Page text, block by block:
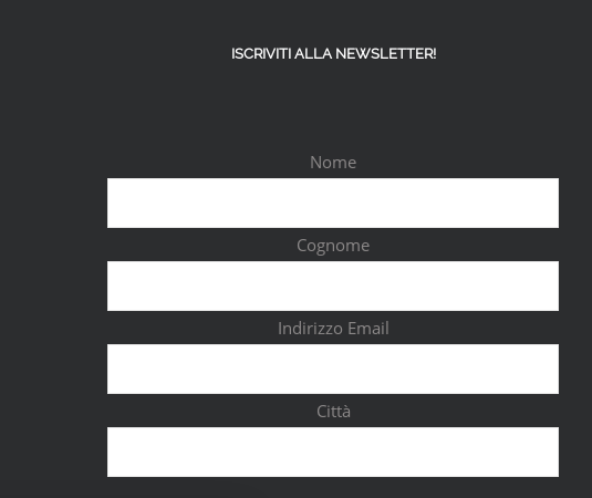
ISCRIVITI ALLA NEWSLETTER!
Nome
Cognome
Indirizzo Email
Città